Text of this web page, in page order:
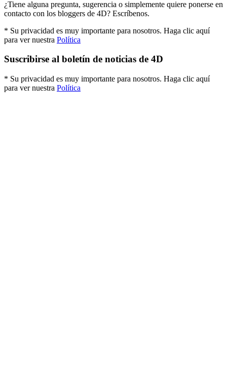
¿Tiene alguna pregunta, sugerencia o simplemente quiere ponerse en
contacto con los bloggers de 4D? Escríbenos.
* Su privacidad es muy importante para nosotros. Haga clic aquí
para ver nuestra Política
Suscribirse al boletín de noticias de 4D
* Su privacidad es muy importante para nosotros. Haga clic aquí
para ver nuestra Política